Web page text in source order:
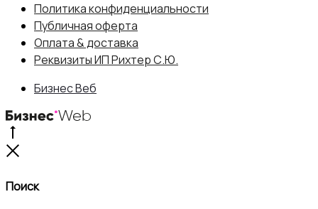
составляла
500 ₽.
Политика конфиденциальности
Публичная оферта
Оплата & доставка
Реквизиты ИП Рихтер С.Ю.
Бизнес Веб
Поиск